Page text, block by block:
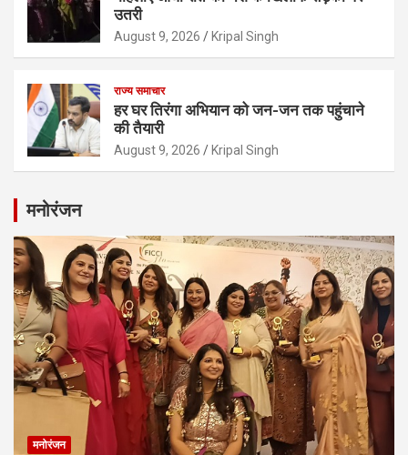
उतरी
August 9, 2026 Kripal Singh
राज्य समाचार
हर घर तिरंगा अभियान को जन-जन तक पहुंचाने
की तैयारी
August 9, 2026 Kripal Singh
मनोरंजन
मनोरंजन